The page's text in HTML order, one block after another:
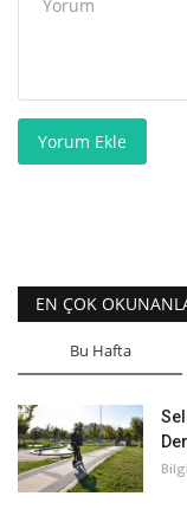
Yorum Ekle
EN ÇOK
Bu Hafta
Bilgi